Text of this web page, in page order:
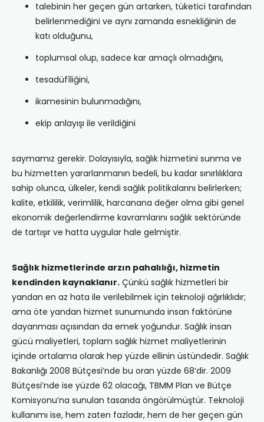
talebinin her geçen gün artarken, tüketici tarafından
belirlenmediğini ve aynı zamanda esnekliğinin de
katı olduğunu,
toplumsal olup, sadece kar amaçlı olmadığını,
tesadüfîliğini,
ikamesinin bulunmadığını,
ekip anlayışı ile verildiğini
saymamız gerekir. Dolayısıyla, sağlık hizmetini sunma ve
bu hizmetten yararlanmanın bedeli, bu kadar sınırlılıklara
sahip olunca, ülkeler, kendi sağlık politikalarını belirlerken;
kalite, etkililik, verimlilik, harcanana değer olma gibi genel
ekonomik değerlendirme kavramlarını sağlık sektöründe
de tartışır ve hatta uygular hale gelmiştir.
Sağlık hizmetlerinde arzın pahalılığı, hizmetin
kendinden kaynaklanır. Çünkü sağlık hizmetleri bir
yandan en az hata ile verilebilmek için teknoloji ağırlıklıdır;
ama öte yandan hizmet sunumunda insan faktörüne
dayanması açısından da emek yoğundur. Sağlık insan
gücü maliyetleri, toplam sağlık hizmet maliyetlerinin
içinde ortalama olarak hep yüzde ellinin üstündedir. Sağlık
Bakanlığı 2008 Bütçesi’nde bu oran yüzde 68’dir. 2009
Bütçesi’nde ise yüzde 62 olacağı, TBMM Plan ve Bütçe
Komisyonu’na sunulan tasarıda öngörülmüştür. Teknoloji
kullanımı ise, hem zaten fazladır, hem de her geçen gün